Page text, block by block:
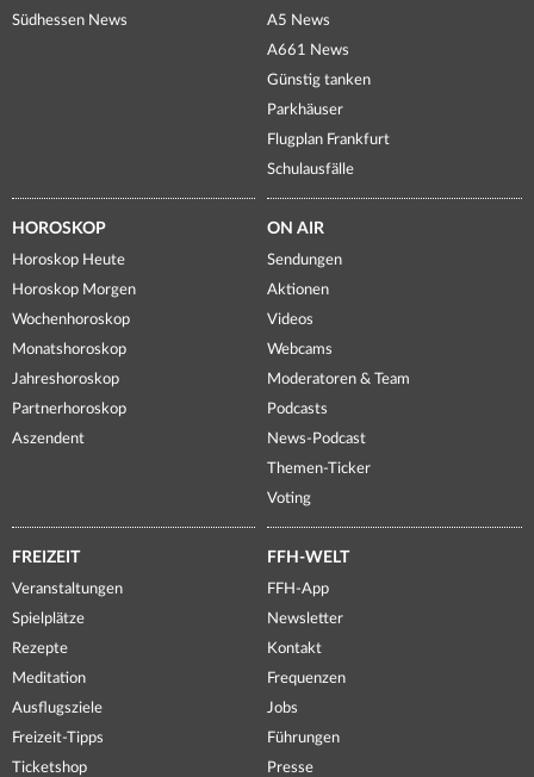
Südhessen News
A5 News
A661 News
Günstig tanken
Parkhäuser
Flugplan Frankfurt
Schulausfälle
HOROSKOP
Horoskop Heute
Horoskop Morgen
Wochenhoroskop
Monatshoroskop
Jahreshoroskop
Partnerhoroskop
Aszendent
ON AIR
Sendungen
Aktionen
Videos
Webcams
Moderatoren & Team
Podcasts
News-Podcast
Themen-Ticker
Voting
FREIZEIT
Veranstaltungen
Spielplätze
Rezepte
Meditation
Ausflugsziele
Freizeit-Tipps
Ticketshop
FFH-WELT
FFH-App
Newsletter
Kontakt
Frequenzen
Jobs
Führungen
Presse